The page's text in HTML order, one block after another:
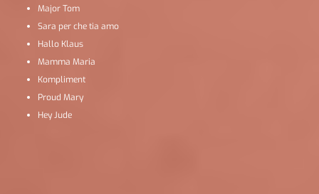
Major Tom
Sara per che tia amo
Hallo Klaus
Mamma Maria
Kompliment
Proud Mary
Hey Jude